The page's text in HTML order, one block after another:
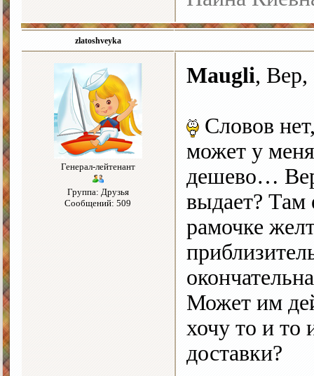
zlatoshveyka
Генерал-лейтенант
Группа: Друзья
Сообщений: 509
Maugli, Вер,
Словов
может у
дешево…
выдает? Там
рамочке
Может им
хочу то и то
доставки?